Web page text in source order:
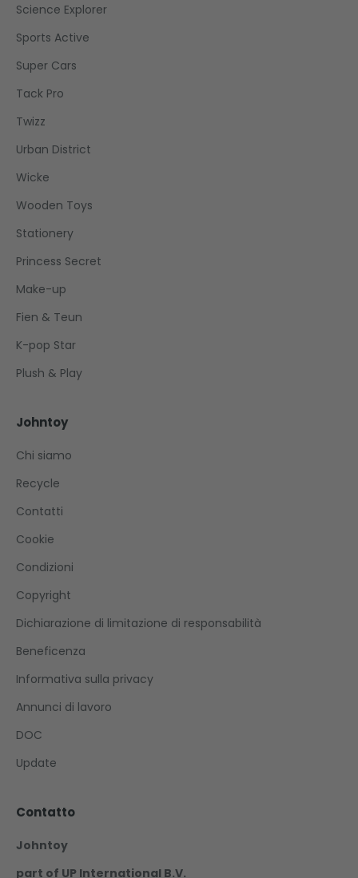
Science Explorer
Sports Active
Super Cars
Tack Pro
Twizz
Urban District
Wicke
Wooden Toys
Stationery
Princess Secret
Make-up
Fien & Teun
K-pop Star
Plush & Play
Johntoy
Chi siamo
Recycle
Contatti
Cookie
Condizioni
Copyright
Dichiarazione di limitazione di responsabilità
Beneficenza
Informativa sulla privacy
Annunci di lavoro
DOC
Update
Contatto
Johntoy
part of UP International B.V.